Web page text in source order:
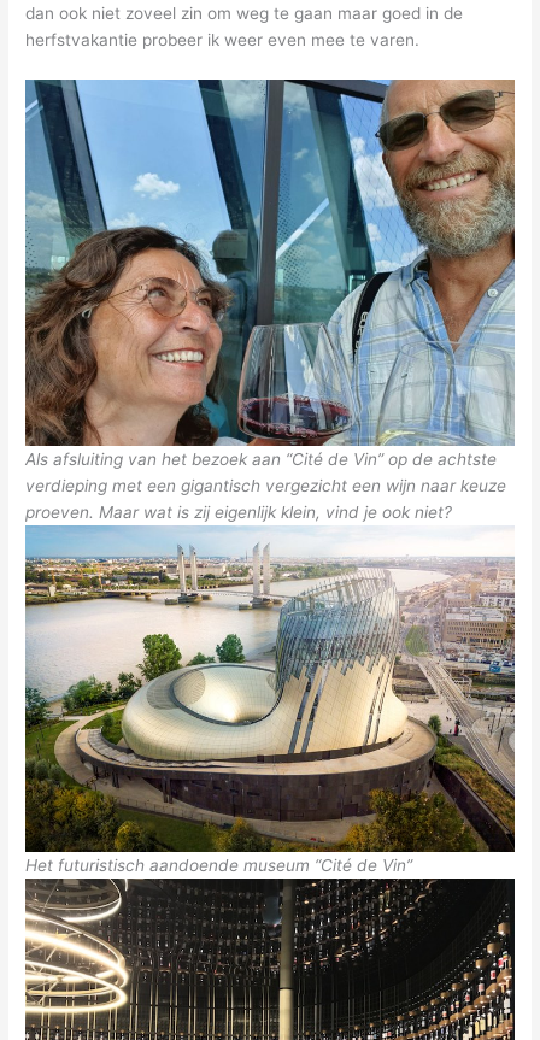
dan ook niet zoveel zin om weg te gaan maar goed in de
herfstvakantie probeer ik weer even mee te varen.
Als afsluiting van het bezoek aan “Cité de Vin” op de achtste
verdieping met een gigantisch vergezicht een wijn naar keuze
proeven. Maar wat is zij eigenlijk klein, vind je ook niet?
Het futuristisch aandoende museum “Cité de Vin”